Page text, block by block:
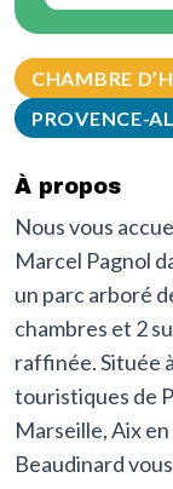
CHAMBRE
PROVENCE-
À propos
Nous vous
Marcel Pagnol
un parc arboré
chambres et 2
raffinée. Située
touristiques de
Marseille, Aix en
Beaudinard